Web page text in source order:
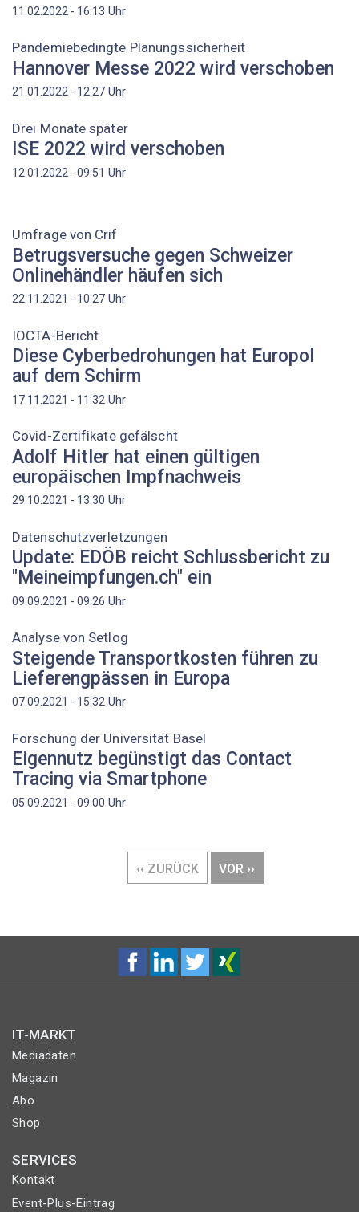
11.02.2022 - 16:13 Uhr
Pandemiebedingte Planungssicherheit
Hannover Messe 2022 wird verschoben
21.01.2022 - 12:27 Uhr
Drei Monate später
ISE 2022 wird verschoben
12.01.2022 - 09:51 Uhr
Umfrage von Crif
Betrugsversuche gegen Schweizer
Onlinehändler häufen sich
22.11.2021 - 10:27 Uhr
IOCTA-Bericht
Diese Cyberbedrohungen hat Europol
auf dem Schirm
17.11.2021 - 11:32 Uhr
Covid-Zertifikate gefälscht
Adolf Hitler hat einen gültigen
europäischen Impfnachweis
29.10.2021 - 13:30 Uhr
Datenschutzverletzungen
Update: EDÖB reicht Schlussbericht zu
"Meineimpfungen.ch" ein
09.09.2021 - 09:26 Uhr
Analyse von Setlog
Steigende Transportkosten führen zu
Lieferengpässen in Europa
07.09.2021 - 15:32 Uhr
Forschung der Universität Basel
Eigennutz begünstigt das Contact
Tracing via Smartphone
05.09.2021 - 09:00 Uhr
VORHERIGE
SEITE
‹‹ ZURÜCK
NÄCHSTE
SEITE
VOR ››
IT-MARKT
Mediadaten
Magazin
Abo
Shop
SERVICES
Kontakt
Event-Plus-Eintrag